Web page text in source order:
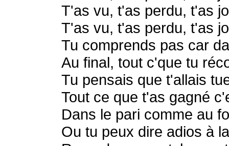
T'as vu, t'as perdu, t'as
T'as vu, t'as perdu, t'as
Tu comprends pas car
Au final, tout c'que tu
Tu pensais que t'allais
Tout ce que t'as gagné
Dans le pari comme au
Ou tu peux dire adios à